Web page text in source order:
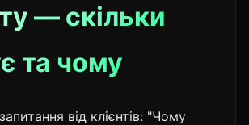
— скільки
та чому
від клієнтів: "Чому